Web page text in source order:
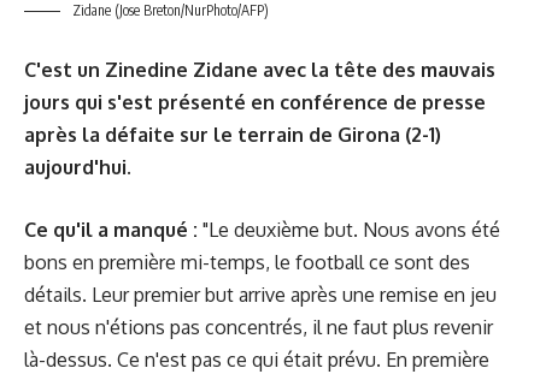
Zidane (Jose Breton/NurPhoto/AFP)
C'est un Zinedine Zidane avec la tête des mauvais
jours qui s'est présenté en conférence de presse
après la défaite sur le terrain de Girona (2-1)
aujourd'hui.
Ce qu'il a manqué : "Le deuxième but. Nous avons été
bons en première mi-temps, le football ce sont des
détails. Leur premier but arrive après une remise en jeu
et nous n'étions pas concentrés, il ne faut plus revenir
là-dessus. Ce n'est pas ce qui était prévu. En première